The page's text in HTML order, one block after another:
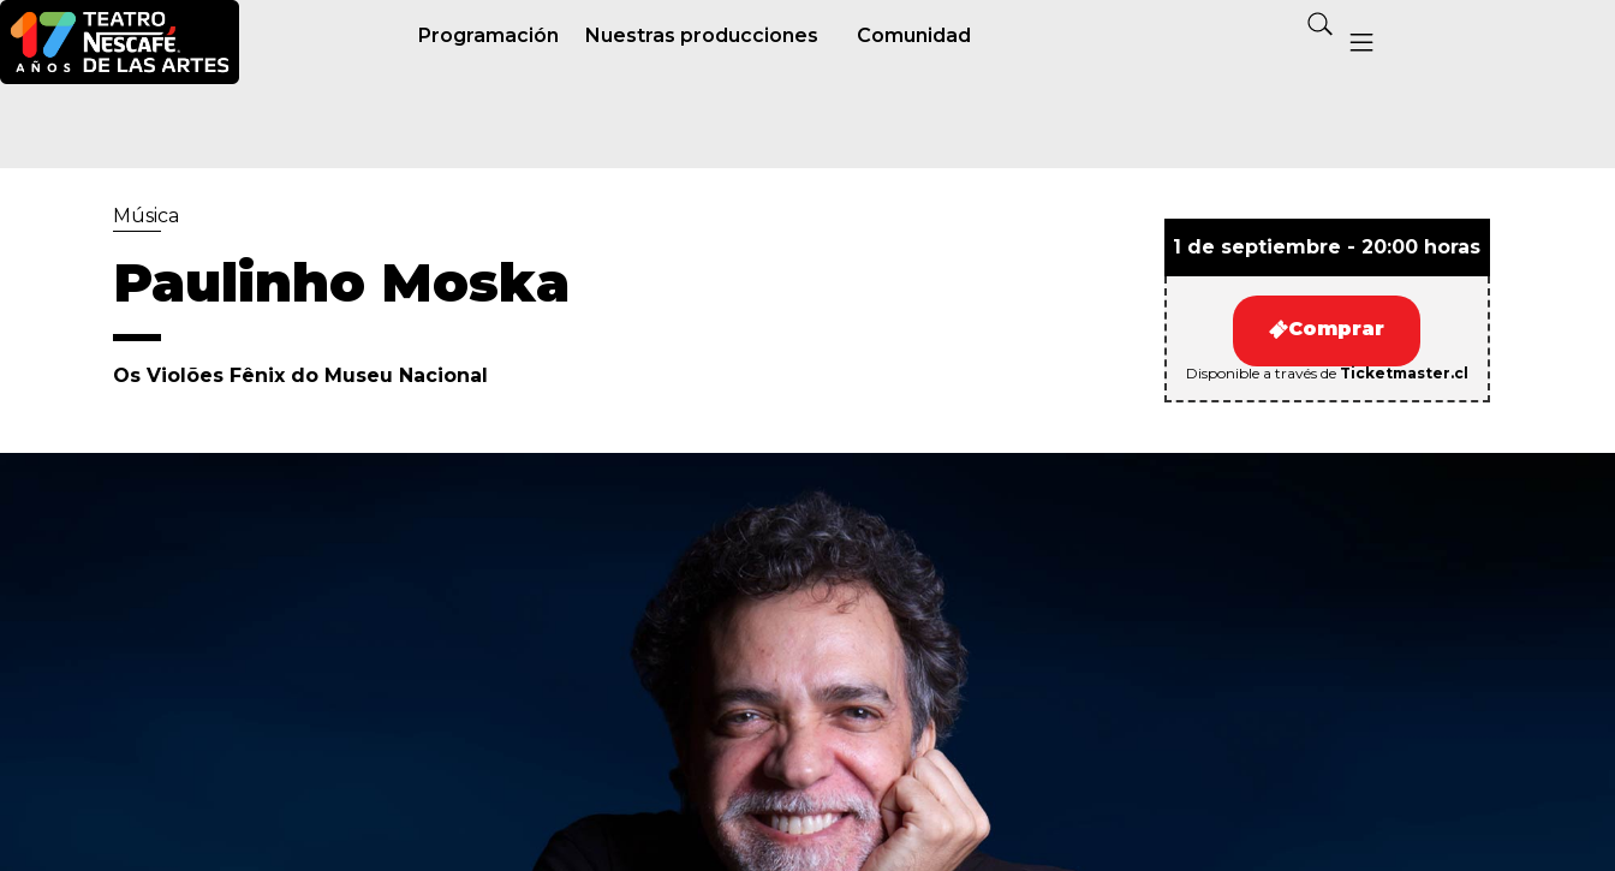
Programación Nuestras producciones Comunidad
Música
Paulinho Moska
Os Violões Fênix do Museu Nacional
1 de septiembre - 20:00 horas
Comprar
Disponible a través de Ticketmaster.cl